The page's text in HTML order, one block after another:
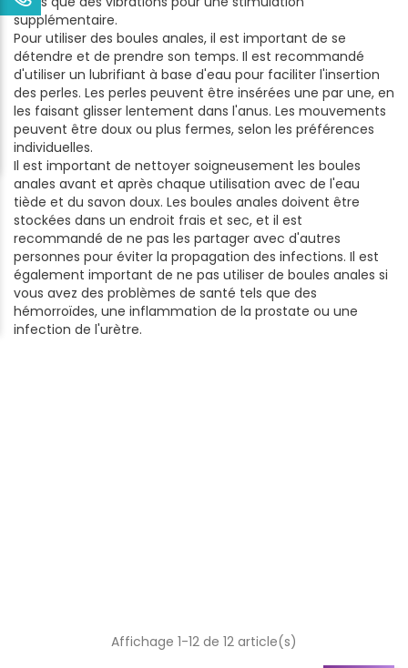
supplémentaire.
Pour utiliser des boules anales, il est important de se
détendre et de prendre son temps. Il est recommandé
d'utiliser un lubrifiant à base d'eau pour faciliter l'insertion
des perles. Les perles peuvent être insérées une par une, en
les faisant glisser lentement dans l'anus. Les mouvements
peuvent être doux ou plus fermes, selon les préférences
individuelles.
Il est important de nettoyer soigneusement les boules
anales avant et après chaque utilisation avec de l'eau
tiède et du savon doux. Les boules anales doivent être
stockées dans un endroit frais et sec, et il est
recommandé de ne pas les partager avec d'autres
personnes pour éviter la propagation des infections. Il est
également important de ne pas utiliser de boules anales si
vous avez des problèmes de santé tels que des
hémorroïdes, une inflammation de la prostate ou une
infection de l'urètre.
Affichage 1-12 de 12 article(s)